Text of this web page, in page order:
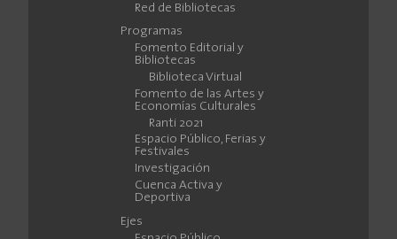
Red de Bibliotecas
Programas
Fomento Editorial y
Bibliotecas
Biblioteca Virtual
Fomento de las Artes y
Economías Culturales
Ranti 2021
Espacio Público, Ferias y
Festivales
Investigación
Cuenca Activa y
Deportiva
Ejes